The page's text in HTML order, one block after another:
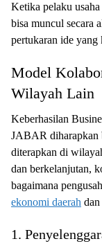
Ketika pelaku
bisa muncul secara
pertukaran ide
Model
Wilayah Lain
Keberhasilan
JABAR diharapkan
diterapkan di
dan berkelanjutan,
bagaimana
ekonomi daerah dan
1.